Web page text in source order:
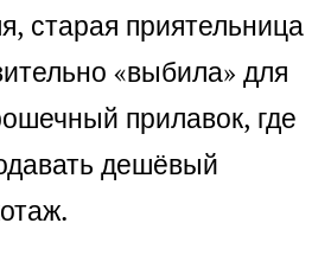
старая приятельница
«выбила» для
прилавок, где
дешёвый